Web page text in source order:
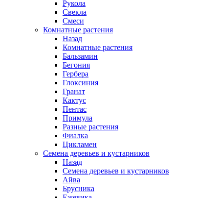
Рукола
Свекла
Смеси
Комнатные растения
Назад
Комнатные растения
Бальзамин
Бегония
Гербера
Глоксиния
Гранат
Кактус
Пентас
Примула
Разные растения
Фиалка
Цикламен
Семена деревьев и кустарников
Назад
Семена деревьев и кустарников
Айва
Брусника